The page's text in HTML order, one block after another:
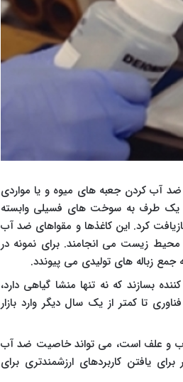
آب کردن جعبه های میوه و یا مواردی
یک طرف به سوخت های فسیلی وابسته
کرد. این کاغذها و مقواهای ضد آب
زیست می انجامند. برای نمونه در
بسازند که نه تنها منشا گیاهی دارد،
تا کمتر از یک سال دیگر وارد بازار
چوب و علف است، می تواند خاصیت ضد آب
یافتن کاربردهای ارزشمندتری برای